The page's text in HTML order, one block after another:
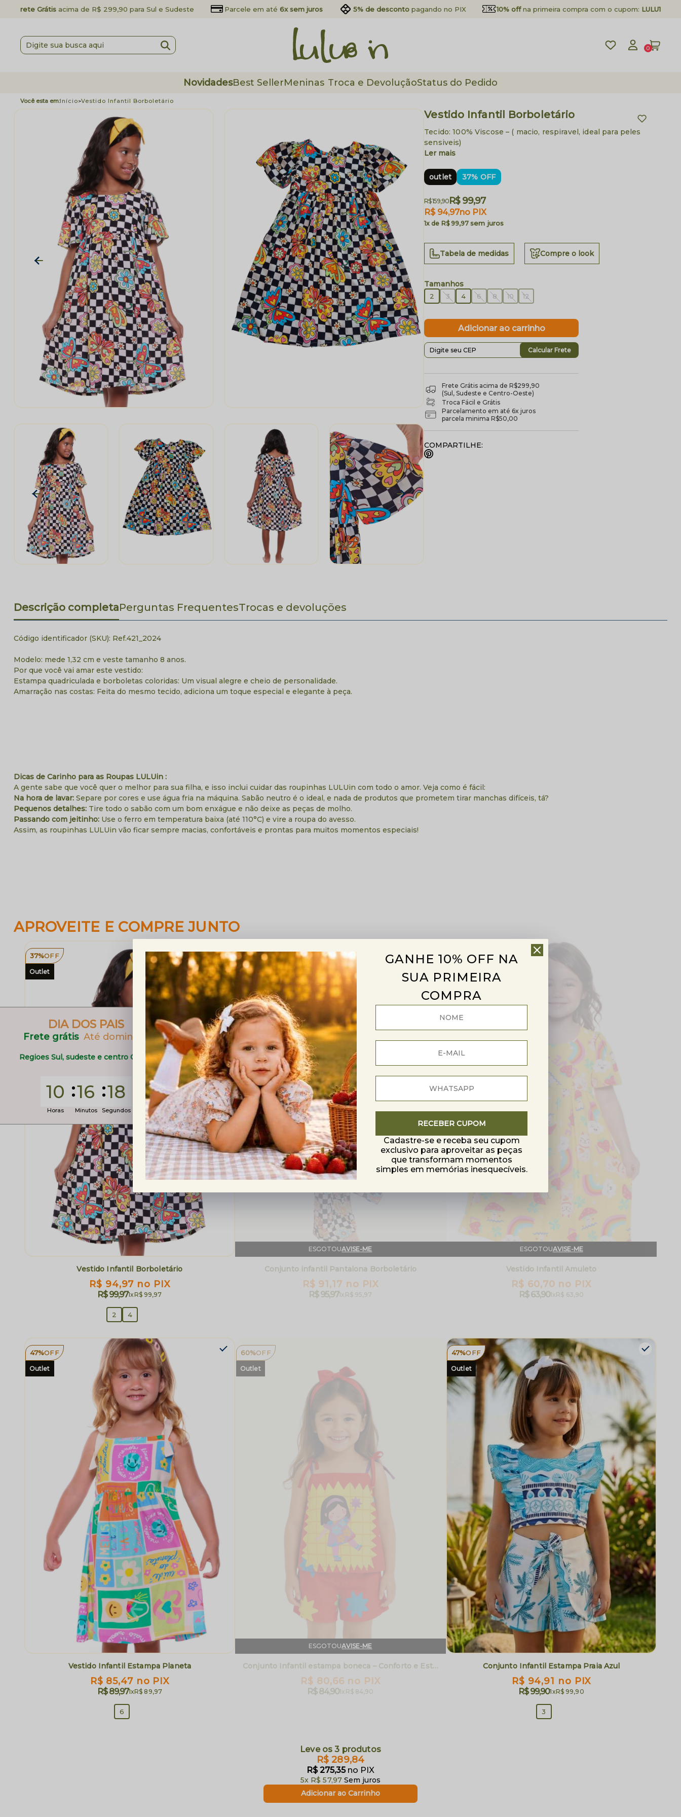
Frete Grátis acima de R$ 299,90 para Sul e Sudeste Parcele em até 6x sem juros 5% de desconto pagando no PIX 10% offna primeira compra com o cupom: LULU10
0
NovidadesBest SellerMeninas Troca e DevoluçãoStatus do Pedido
Início Vestido Infantil Borboletário
Vestido Infantil Borboletário
Tecido: 100% Viscose – ( macio, respiravel, ideal para peles
sensiveis)
Ler mais
37% OFF
outlet
R$ 94,97no PIX
R$ 159,90R$ 99,97
1x R$ 99,97sem juros
Tabela de medidas Compre o look
2 3 4 6 8 10 12
Calcular Frete
Frete Grátis acima de R$299,90
(Sul, Sudeste e Centro-Oeste)
Troca Fácil e Grátis
Parcelamento em até 6x juros
parcela minima R$50,00
COMPARTILHE:
Descrição completaPerguntas FrequentesTrocas e devoluções
Código identificador (SKU): Ref.421_2024
Modelo: mede 1,32 cm e veste tamanho 8 anos.
Por que você vai amar este vestido:
Estampa quadriculada e borboletas coloridas: Um visual alegre e cheio de personalidade.
Amarração nas costas: Feita do mesmo tecido, adiciona um toque especial e elegante à peça.
Dicas de Carinho para as Roupas LULUin :
A gente sabe que você quer o melhor para sua filha, e isso inclui cuidar das roupinhas LULUin com todo o amor. Veja como é fácil:
Na hora de lavar:Separe por cores e use água fria na máquina. Sabão neutro é o ideal, e nada de produtos que prometem tirar manchas difíceis, tá?
Pequenos detalhes:Tire todo o sabão com um bom enxágue e não deixe as peças de molho.
Passando com jeitinho:Use o ferro em temperatura baixa (até 110°C) e vire a roupa do avesso.
Assim, as roupinhas LULUin vão ficar sempre macias, confortáveis e prontas para muitos momentos especiais!
APROVEITE E COMPRE JUNTO
37%OFF
Outlet
Vestido Infantil Borboletário
R$ 94,97 no PIX
R$ 99,971xR$ 99,97
2 4
60%OFF
Outlet
ESGOTOUAVISE-ME
Conjunto infantil Pantalona Borboletário
R$ 91,17 no PIX
R$ 95,971x R$ 95,97
60% OFF
Outlet
ESGOTOUAVISE-ME
Vestido Infantil Amuleto
R$ 60,70 no PIX
R$ 63,901xR$ 63,90
47%OFF
Outlet
Vestido Infantil Estampa Planeta
R$ 85,47no PIX
R$ 89,971xR$ 89,97
6
60%OFF
Outlet
ESGOTOUAVISE-ME
Conjunto Infantil estampa boneca – Conforto e Estilo | Luluin
R$ 80,66 no PIX
R$ 84,901x R$ 84,90
47%OFF
Outlet
Conjunto Infantil Estampa Praia Azul
R$ 94,91 no PIX
R$ 99,901xR$ 99,90
3
Leve os 3 produtos
R$ 289,84
R$ 275,35no PIX
5x R$ 57,97Sem juros
GANHE 10% OFF NA
SUA PRIMEIRA
COMPRA
Cadastre-se e receba seu cupom
exclusivo para aproveitar as peças
que transformam momentos
simples em memórias inesquecíveis.
RECEBER CUPOM
DIA DOS PAIS
Frete grátis Até domingo
Regioes Sul, sudeste e centro Oeste
10
Horas
16
Minutos
16
Segundos